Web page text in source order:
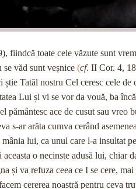
fiindcă toate cele văzute sunt
văd sunt veșnice (cf. II Cor. 4,
Tatăl nostru Cel ceresc cele de
Lui și vi se vor da vouă, ba
pământesc ace de cusut sau vreo
s-ar arăta cumva cerând
lui, ca unul care l-a insultat
o necinste adusă lui, chiar
și va refuza ceea ce I se cere, mai
cererea noastră pentru ceva